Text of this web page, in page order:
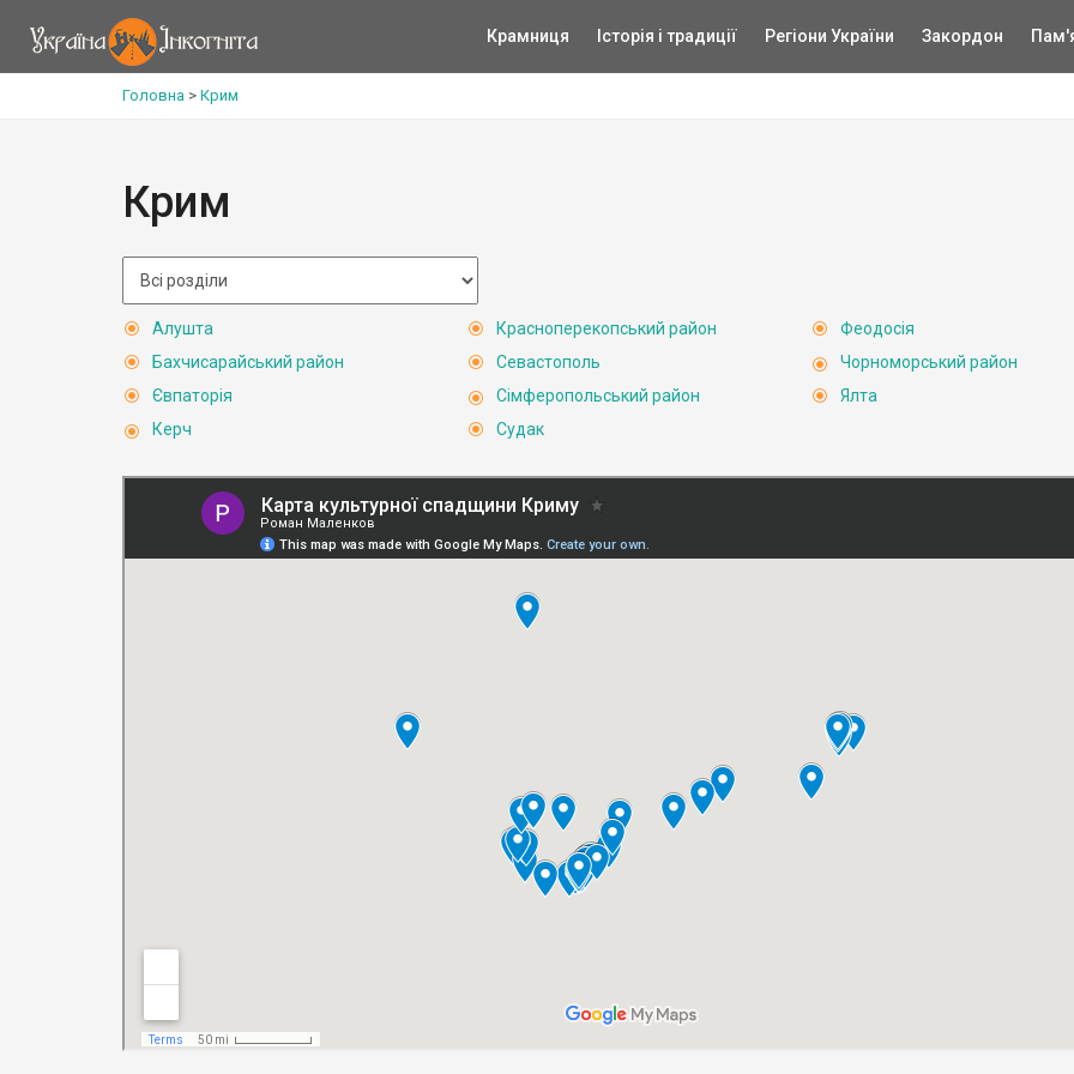
Крамниця Історія і традиції Регіони України Закордон
Головна > Крим
Крим
Алушта
Бахчисарайський район
Євпаторія
Керч
Красноперекопський район
Севастополь
Сімферопольський район
Судак
Феодосія
Чорноморський район
Ялта